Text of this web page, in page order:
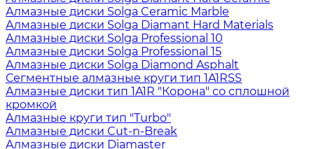
Алмазные диски Solga Ceramic Marble
Алмазные диски Solga Diamant Hard Materials
Алмазные диски Solga Professional 10
Алмазные диски Solga Professional 15
Алмазные диски Solga Diamond Asphalt
Сегментные алмазные круги тип 1A1RSS
Алмазные диски тип 1A1R "Корона" со сплошной
кромкой
Алмазные круги тип "Turbo"
Алмазные диски Cut-n-Break
Алмазные диски Diamaster